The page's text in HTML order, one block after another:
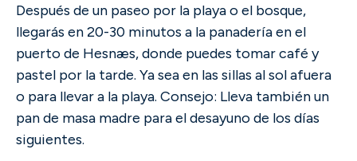
Después de un paseo por la playa o el bosque,
llegarás en 20-30 minutos a la panadería en el
puerto de Hesnæs, donde puedes tomar café y
pastel por la tarde. Ya sea en las sillas al sol afuera
o para llevar a la playa. Consejo: Lleva también un
pan de masa madre para el desayuno de los días
siguientes.